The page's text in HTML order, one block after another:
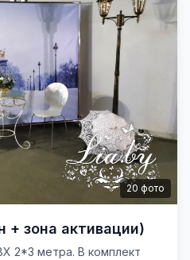
20 фото
зона активации)
2*3 метра. В комплект